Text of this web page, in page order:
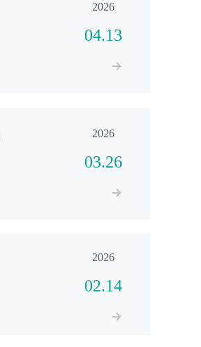
04.13
2026
03.26
2026
02.14
2026